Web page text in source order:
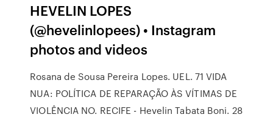
HEVELIN LOPES
(@hevelinlopees) • Instagram
photos and videos
Rosana de Sousa Pereira Lopes. UEL. 71 VIDA
NUA: POLÍTICA DE REPARAÇÃO ÀS VÍTIMAS DE
VIOLÊNCIA NO. RECIFE - Hevelin Tabata Boni. 28